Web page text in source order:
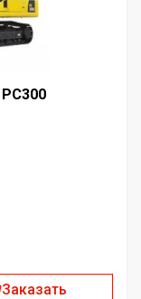
Заказать